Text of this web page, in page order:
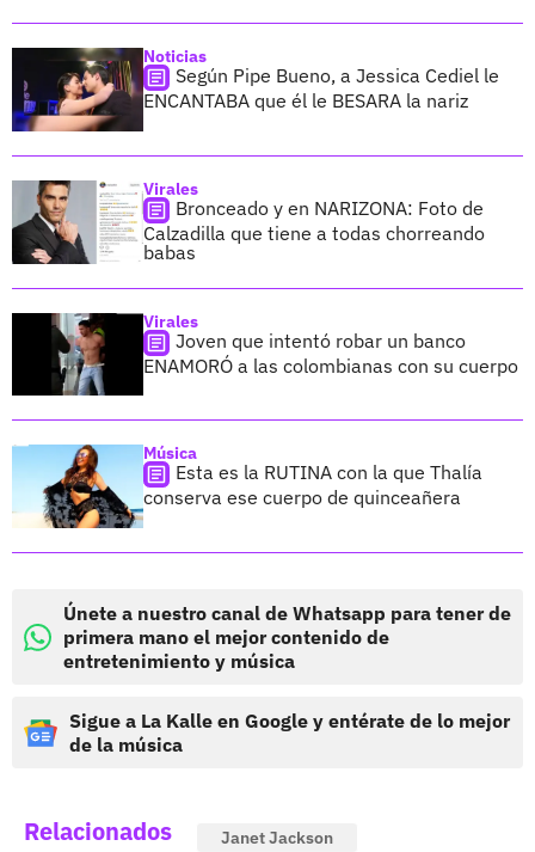
Noticias
Según Pipe Bueno, a Jessica Cediel le
ENCANTABA que él le BESARA la nariz
Virales
Bronceado y en NARIZONA: Foto de
Calzadilla que tiene a todas chorreando
babas
Virales
Joven que intentó robar un banco
ENAMORÓ a las colombianas con su cuerpo
Música
Esta es la RUTINA con la que Thalía
conserva ese cuerpo de quinceañera
Únete a nuestro canal de Whatsapp para tener de
primera mano el mejor contenido de
entretenimiento y música
Sigue a La Kalle en Google y entérate de lo mejor
de la música
Relacionados Janet Jackson